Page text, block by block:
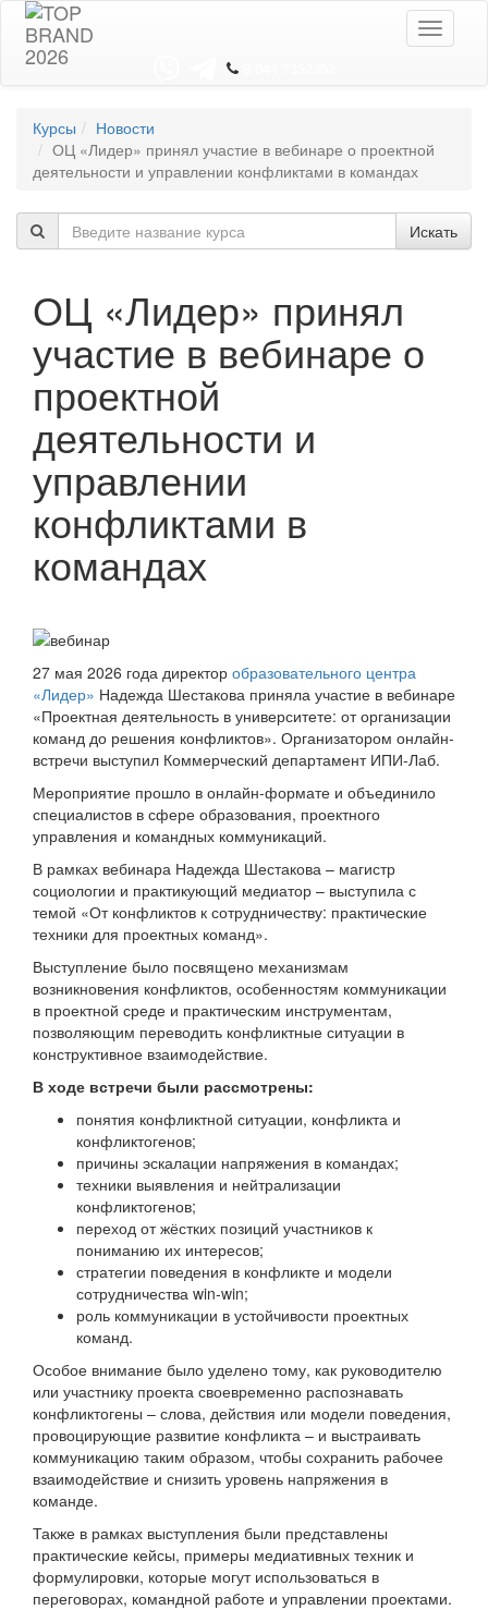
Toggle
Курсы
Новости
ОЦ «Лидер» принял участие в вебинаре о проектной
деятельности и управлении конфликтами в командах
Искать
ОЦ «Лидер» принял
участие в вебинаре о
проектной
деятельности и
управлении
конфликтами в
командах
27 мая 2026 года директор образовательного центра
«Лидер» Надежда Шестакова приняла участие в вебинаре
«Проектная деятельность в университете: от организации
команд до решения конфликтов». Организатором онлайн-
встречи выступил Коммерческий департамент ИПИ-Лаб.
Мероприятие прошло в онлайн-формате и объединило
специалистов в сфере образования, проектного
управления и командных коммуникаций.
В рамках вебинара Надежда Шестакова – магистр
социологии и практикующий медиатор – выступила с
темой «От конфликтов к сотрудничеству: практические
техники для проектных команд».
Выступление было посвящено механизмам
возникновения конфликтов, особенностям коммуникации
в проектной среде и практическим инструментам,
позволяющим переводить конфликтные ситуации в
конструктивное взаимодействие.
В ходе встречи были рассмотрены:
понятия конфликтной ситуации, конфликта и
конфликтогенов;
причины эскалации напряжения в командах;
техники выявления и нейтрализации
конфликтогенов;
переход от жёстких позиций участников к
пониманию их интересов;
стратегии поведения в конфликте и модели
сотрудничества win-win;
роль коммуникации в устойчивости проектных
команд.
Особое внимание было уделено тому, как руководителю
или участнику проекта своевременно распознавать
конфликтогены – слова, действия или модели поведения,
провоцирующие развитие конфликта – и выстраивать
коммуникацию таким образом, чтобы сохранить рабочее
взаимодействие и снизить уровень напряжения в
команде.
Также в рамках выступления были представлены
практические кейсы, примеры медиативных техник и
формулировки, которые могут использоваться в
переговорах, командной работе и управлении проектами.